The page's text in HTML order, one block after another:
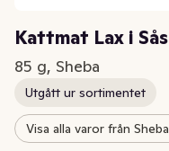
Kattmat Lax i Sås
85 g, Sheba
Utgått ur sortimentet
Visa alla varor från Sheba